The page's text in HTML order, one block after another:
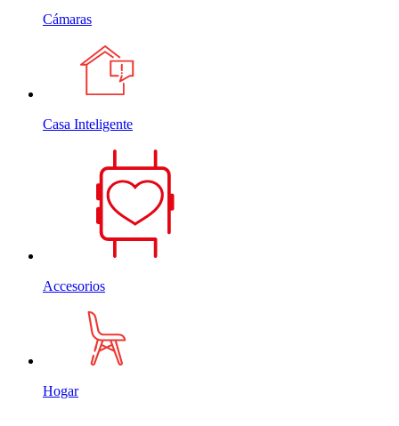
Cámaras
Casa Inteligente
Accesorios
Hogar